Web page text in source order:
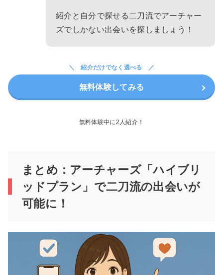
紹介と自分で探せる二刀流でアーチャー
ズでしかない出会いを探しましょう！
紹介だけでなく選べる
無料体験してみる
無料体験中に2人紹介！
まとめ：アーチャーズ「ハイブリ
ッドプラン」で二刀流の出会いが
可能に！